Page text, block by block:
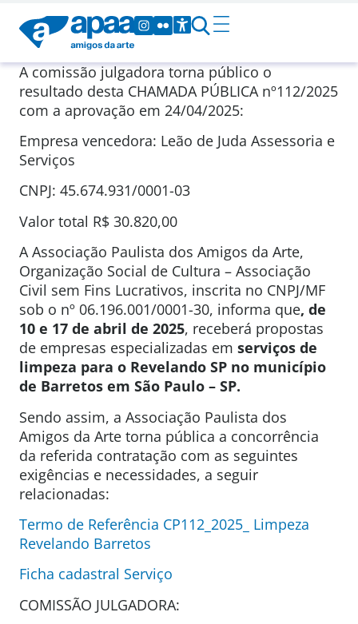
A comissão julgadora torna público o
resultado desta CHAMADA PÚBLICA nº112/2025
com a aprovação em 24/04/2025:
Empresa vencedora: Leão de Juda Assessoria e
Serviços
CNPJ: 45.674.931/0001-03
Valor total R$ 30.820,00
A Associação Paulista dos Amigos da Arte,
Organização Social de Cultura – Associação
Civil sem Fins Lucrativos, inscrita no CNPJ/MF
sob o nº 06.196.001/0001-30, informa que, de
10 e 17 de abril de 2025, receberá propostas
de empresas especializadas em serviços de
limpeza para o Revelando SP no município
de Barretos em São Paulo – SP.
Sendo assim, a Associação Paulista dos
Amigos da Arte torna pública a concorrência
da referida contratação com as seguintes
exigências e necessidades, a seguir
relacionadas:
Termo de Referência CP112_2025_ Limpeza
Revelando Barretos
Ficha cadastral Serviço
COMISSÃO JULGADORA: